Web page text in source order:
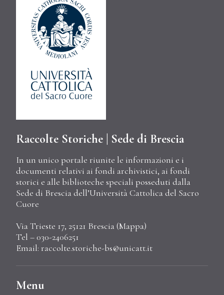
Raccolte Storiche | Sede di Brescia
In un unico portale riunite le informazioni e i
documenti relativi ai fondi archivistici, ai fondi
storici e alle biblioteche speciali posseduti dalla
Sede di Brescia dell’Università Cattolica del Sacro
Cuore
Via Trieste 17, 25121 Brescia (Mappa)
Tel – 030-2406251
Email: raccolte.storiche-bs@unicatt.it
Menu